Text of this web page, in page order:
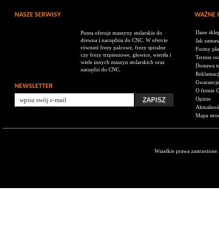
NASZE SERWISY WAŻNE
Punta oferuje maszyny stolarskie do
drewna i narzędzia do CNC. W ofercie
również frezy palcowe, frezy spiralne
czy frezy trzpieniowe, głowice, wiertła i
wiele innych maszyn stolarskich oraz
narzędzi do CNC.
NEWSLETTER
Dane
Jak
Formy
Termin
Dostawa
Gwarancje
O firmie
Opinie
Mapa
Wszelkie prawa